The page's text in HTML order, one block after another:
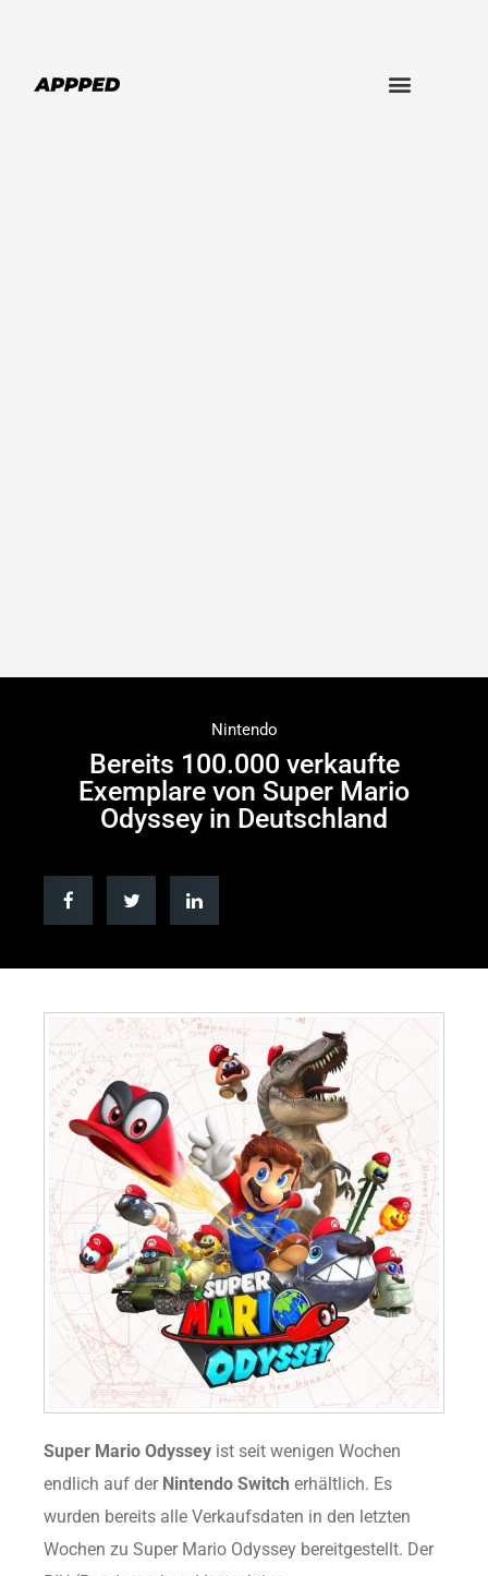
Nintendo
Bereits 100.000 verkaufte
Exemplare von Super Mario
Odyssey in Deutschland
Super Mario Odyssey ist seit wenigen Wochen
endlich auf der Nintendo Switch erhältlich. Es
wurden bereits alle Verkaufsdaten in den letzten
Wochen zu Super Mario Odyssey bereitgestellt. Der